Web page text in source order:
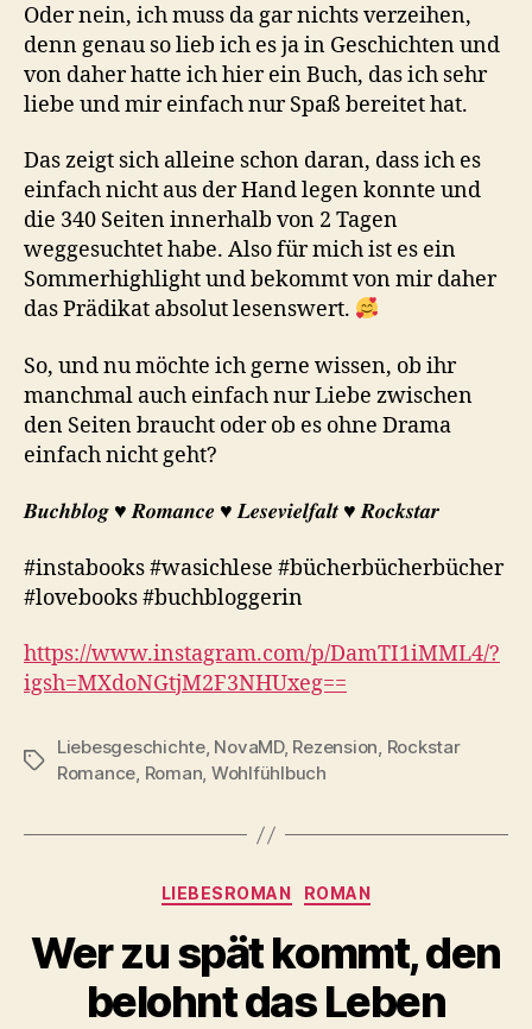
Oder nein, ich muss da gar nichts verzeihen,
denn genau so lieb ich es ja in Geschichten und
von daher hatte ich hier ein Buch, das ich sehr
liebe und mir einfach nur Spaß bereitet hat.
Das zeigt sich alleine schon daran, dass ich es
einfach nicht aus der Hand legen konnte und
die 340 Seiten innerhalb von 2 Tagen
weggesuchtet habe. Also für mich ist es ein
Sommerhighlight und bekommt von mir daher
das Prädikat absolut lesenswert.
So, und nu möchte ich gerne wissen, ob ihr
manchmal auch einfach nur Liebe zwischen
den Seiten braucht oder ob es ohne Drama
einfach nicht geht?
𝑩𝒖𝒄𝒉𝒃𝒍𝒐𝒈 ♥︎ 𝑹𝒐𝒎𝒂𝒏𝒄𝒆 ♥︎ 𝑳𝒆𝒔𝒆𝒗𝒊𝒆𝒍𝒇𝒂𝒍𝒕 ♥︎ 𝑹𝒐𝒄𝒌𝒔𝒕𝒂𝒓
#instabooks #wasichlese #bücherbücherbücher
#lovebooks #buchbloggerin
https://www.instagram.com/p/DamTI1iMML4/?
igsh=MXdoNGtjM2F3NHUxeg==
Schlagwörter
Liebesgeschichte, NovaMD, Rezension, Rockstar
Romance, Roman, Wohlfühlbuch
Kategorien
LIEBESROMAN ROMAN
Wer zu spät kommt, den
belohnt das Leben